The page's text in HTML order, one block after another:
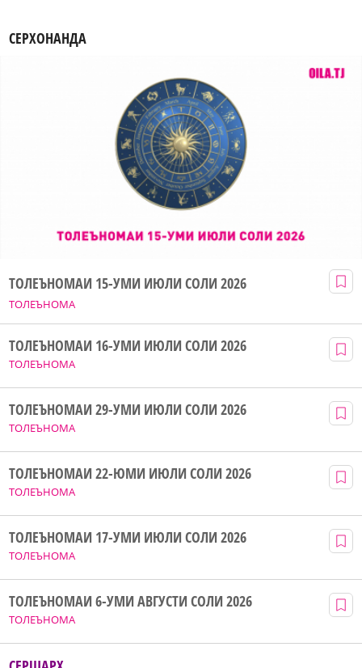
СЕРХОНАНДА
ТОЛЕЪНОМА
ТОЛЕЪНОМАИ 15-УМИ ИЮЛИ СОЛИ 2026
ТОЛЕЪНОМА
ТОЛЕЪНОМАИ 16-УМИ ИЮЛИ СОЛИ 2026
ТОЛЕЪНОМА
ТОЛЕЪНОМАИ 29-УМИ ИЮЛИ СОЛИ 2026
ТОЛЕЪНОМА
ТОЛЕЪНОМАИ 22-ЮМИ ИЮЛИ СОЛИ 2026
ТОЛЕЪНОМА
ТОЛЕЪНОМАИ 17-УМИ ИЮЛИ СОЛИ 2026
ТОЛЕЪНОМА
ТОЛЕЪНОМАИ 6-УМИ АВГУСТИ СОЛИ 2026